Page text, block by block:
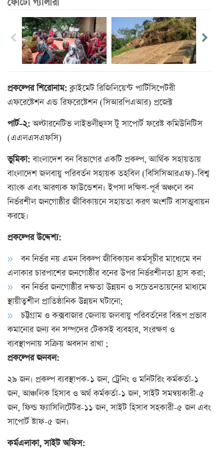
ফোটো গ্যালারী
প্রকল্পের শিরোনাম: ক্লাইমেট রিজিলিয়েন্ট পার্টিসিপেটরী
এফরেষ্টেশন এন্ড রিফরেষ্টেশন (সিআরপিএআর) প্রজেক্ট
পার্ট-২: অল্টারনেটিভ লাইভলীহুড্স টু সাপোর্ট ফরেষ্ট কমিউনিটিস
(এএলএসএফসি)
ভুমিকা: বাংলাদেশ বন বিভাগের একটি প্রকল্প, আর্থিক সহায়তায়
বাংলাদেশ জলবায়ু পরিবর্তন সহায়ক তহবিল (বিসিসিআরএফ)-বিশ্ব
ব্যাংক এবং আরণ্যক ফাউন্ডেশন। ইপসা দক্ষিণ-পূর্ব অঞ্চলে বন
নির্ভরশীল জনগোষ্ঠীর জীবিকায়নে সহায়তা করণ অংশটি বাসত্মবায়ন
করছে।
প্রকল্পের উদ্দেশ্য:
বন নির্ভর নয় এমন বিকল্প জীবিকায়ন কর্মসূচীর মাধ্যেমে বন
এলাকার চারপাশের জনগোষ্ঠীর বনের উপর নির্ভরশীলতা হ্রাস করা;
বন নির্ভর জনগোষ্ঠীর দক্ষতা উন্নয়ন ও সচেতনতায়নের মাধ্যমে
স্থায়ীত্বশীল প্রাতিষ্ঠানিক উন্নয়ন ঘটানো;
চট্টগ্রাম ও কক্সবাজার জেলায় জলবায়ু পরিবর্তনের বিরূপ প্রভাব
কমানোর জন্য বন সম্পদের টেকসই ব্যবহার, সংরক্ষণ ও
ব্যবস্থাপনায় সক্রিয় অবদান রাখা ;
প্রকল্পের জনবল:
২৯ জন। প্রকল্প ব্যবস্থাপক-১ জন, ট্রেনিং ও মনিটরিং কর্মকর্তা-১
জন, আঞ্চলিক হিসাব ও অর্থ কর্মকর্তা-১ জন, সাইট সমন্বয়কারী-৫
জন, ফিল্ড ফ্যাসিলিটেটর-১১ জন, সাইট হিসাব সহকারী-৫ জন এবং
সাপোর্ট ষ্টাফ-৫ জন।
কর্মএলাকা, সাইট অফিস: